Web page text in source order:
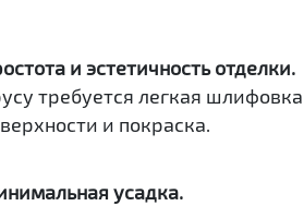
и эстетичность отделки.
требуется легкая шлифовка
и покраска.
усадка.